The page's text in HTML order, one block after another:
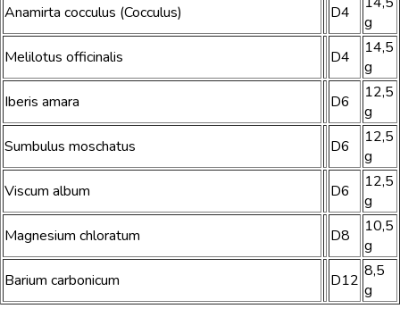
Anamirta cocculus (Cocculus) D4
g
Melilotus officinalis
D4
14,5
g
Iberis amara
D6
12,5
g
Sumbulus moschatus
D6
12,5
g
Viscum album
D6
12,5
g
Magnesium chloratum
D8
10,5
g
Barium carbonicum
D12 8,5
g